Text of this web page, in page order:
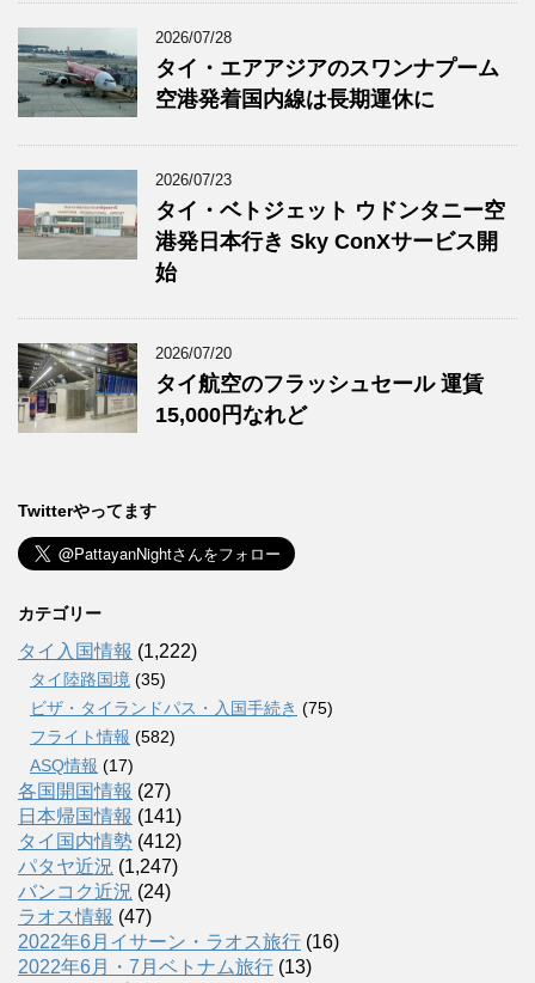
2026/07/28
タイ・エアアジアのスワンナプーム
空港発着国内線は長期運休に
2026/07/23
タイ・ベトジェット ウドンタニー空
港発日本行き Sky ConXサービス開
始
2026/07/20
タイ航空のフラッシュセール 運賃
15,000円なれど
Twitterやってます
カテゴリー
タイ入国情報 (1,222)
タイ陸路国境 (35)
ビザ・タイランドパス・入国手続き (75)
フライト情報 (582)
ASQ情報 (17)
各国開国情報 (27)
日本帰国情報 (141)
タイ国内情勢 (412)
パタヤ近況 (1,247)
バンコク近況 (24)
ラオス情報 (47)
2022年6月イサーン・ラオス旅行 (16)
2022年6月・7月ベトナム旅行 (13)